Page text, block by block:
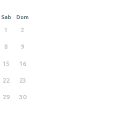
Sab Dom
1 2
8 9
15 16
22 23
29 30